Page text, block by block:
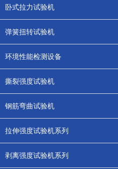
卧式拉力试验机
弹簧扭转试验机
环境性能检测设备
撕裂强度试验机
钢筋弯曲试验机
拉伸强度试验机系列
剥离强度试验机系列